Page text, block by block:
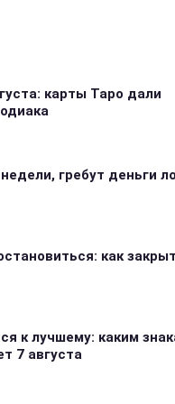
карты Таро дали
гребут деньги
как
к лучшему: каким
7 августа